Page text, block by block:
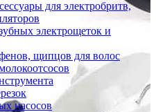
для электробритв,
электрощеток и
щипцов для волос
насосов